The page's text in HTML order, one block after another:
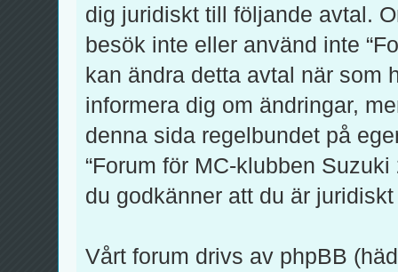
dig juridiskt till följande avtal.
besök inte eller använd inte
kan ändra detta avtal när som
informera dig om ändringar,
denna sida regelbundet på
“Forum för MC-klubben
du godkänner att du är
Vårt forum drivs av phpBB